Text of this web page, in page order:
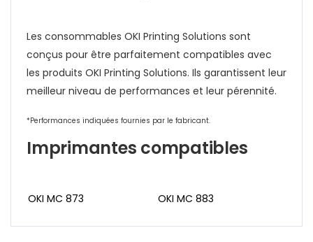
Les consommables OKI Printing Solutions sont
conçus pour être parfaitement compatibles avec
les produits OKI Printing Solutions. Ils garantissent leur
meilleur niveau de performances et leur pérennité.
*Performances indiquées fournies par le fabricant.
Imprimantes compatibles
OKI MC 873 OKI MC 883